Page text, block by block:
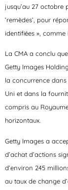
jusqu’au 27 octobre
‘remèdes’, pour
identifiées »,
La CMA a conclu
Getty Images
la concurrence
Uni et dans la
compris au
horizontaux.
Getty Images a
d’achat d’actions
d’environ 245
au taux de change